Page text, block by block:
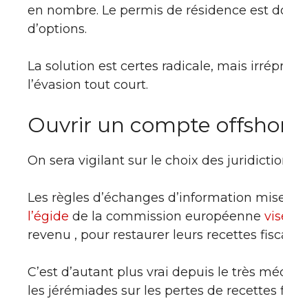
en nombre. Le permis de résidence est
d’options.
La solution est certes radicale, mais
l’évasion tout court.
Ouvrir un compte
On sera vigilant sur le choix des
Les règles d’échanges d’information
l’égide de la commission européenne
revenu , pour restaurer leurs recettes
C’est d’autant plus vrai depuis le très
les jérémiades sur les pertes de